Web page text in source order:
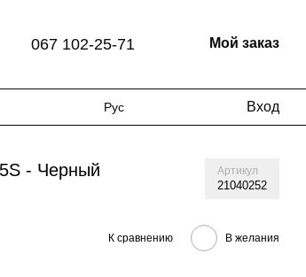
067 102-25-71 Мой заказ
Рус Вход
- Черный Артикул
21040252
К сравнению В желания